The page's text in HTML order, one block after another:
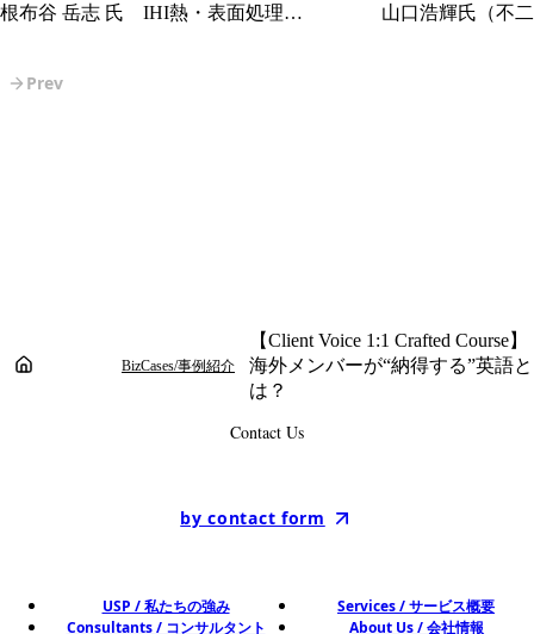
根布谷 岳志 氏 IHI熱・表面処理
Treatment and Surface Engineering Business
山口浩輝氏（不
Prev
BizCases/事例紹介
【Client Voice 1:1 Crafted Course】
海外メンバーが“納得する”英語と
は？
Contact Us
by contact form
USP / 私たちの強み
Services / サービス概要
Consultants / コンサルタント
About Us / 会社情報